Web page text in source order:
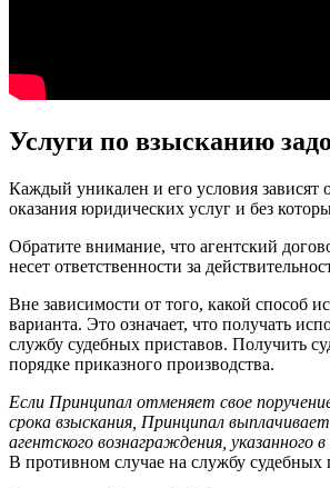
Услуги по взысканию
Каждый уникален и его условия зависят
оказания юридических услуг и без
Обратите внимание, что агентский
несет ответственности за
Вне зависимости от того, какой способ
варианта. Это означает, что получать
службу судебных приставов. Получить
порядке приказного производства.
Если Принципал отменяет свое
срока взыскания, Принципал
агентского вознаграждения, указанного
В противном случае на службу судебных